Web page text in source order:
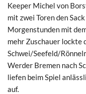
Keeper Michel von
mit zwei Toren den
Morgenstunden mit
mehr Zuschauer lockte
Schwei/Seefeld/
Werder Bremen nach
liefen beim Spiel
auf.